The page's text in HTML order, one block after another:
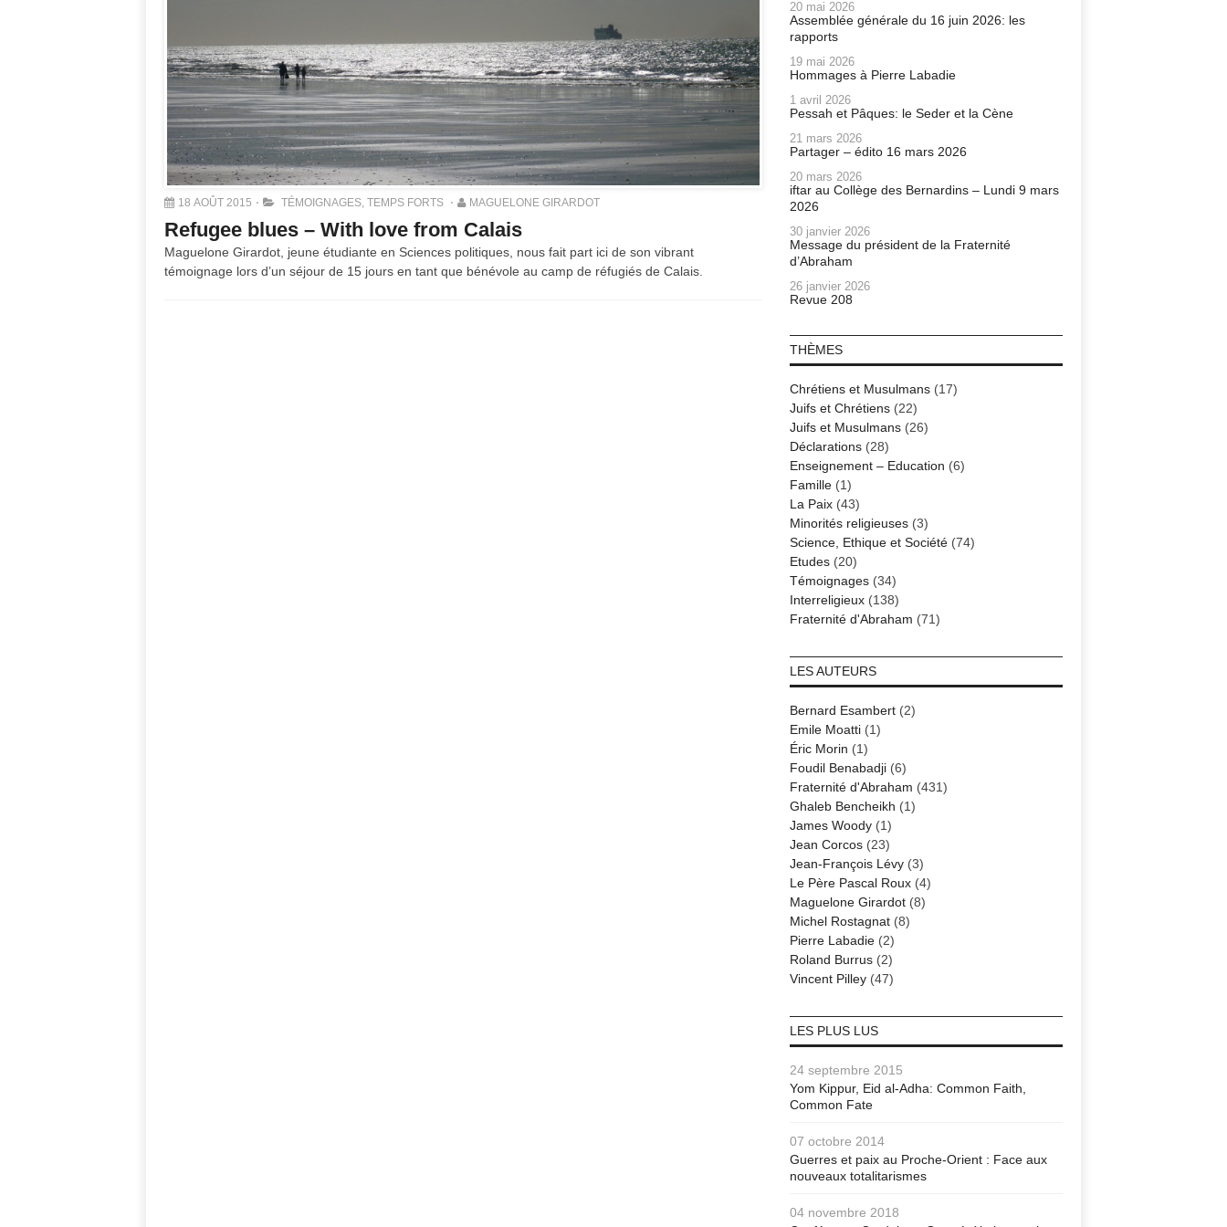
18 AOÛT 2015 TÉMOIGNAGES, TEMPS FORTS MAGUELONE GIRARDOT
Refugee blues – With love from Calais
Maguelone Girardot, jeune étudiante en Sciences politiques, nous fait part ici de son vibrant
témoignage lors d’un séjour de 15 jours en tant que bénévole au camp de réfugiés de Calais.
20 mai 2026
Assemblée générale du 16 juin 2026: les
rapports
19 mai 2026
Hommages à Pierre Labadie
1 avril 2026
Pessah et Pâques: le Seder et la Cène
21 mars 2026
Partager – édito 16 mars 2026
20 mars 2026
iftar au Collège des Bernardins – Lundi 9 mars
2026
30 janvier 2026
Message du président de la Fraternité
d’Abraham
26 janvier 2026
Revue 208
THÈMES
Chrétiens et Musulmans(17)
Juifs et Chrétiens(22)
Juifs et Musulmans(26)
Déclarations(28)
Enseignement – Education (6)
Famille(1)
La Paix(43)
Minorités religieuses(3)
Science, Ethique et Société(74)
Etudes(20)
Témoignages(34)
Interreligieux(138)
Fraternité d'Abraham (71)
LES AUTEURS
Bernard Esambert(2)
Emile Moatti(1)
Éric Morin (1)
Foudil Benabadji(6)
Fraternité d'Abraham (431)
Ghaleb Bencheikh (1)
James Woody(1)
Jean Corcos(23)
Jean-François Lévy(3)
Le Père Pascal Roux(4)
Maguelone Girardot(8)
Michel Rostagnat(8)
Pierre Labadie(2)
Roland Burrus(2)
Vincent Pilley(47)
LES PLUS LUS
24 septembre 2015
Yom Kippur, Eid al-Adha: Common Faith,
Common Fate
07 octobre 2014
Guerres et paix au Proche-Orient : Face aux
nouveaux totalitarismes
04 novembre 2018